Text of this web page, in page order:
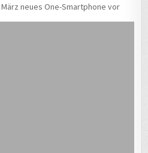
neues One-Smartphone vor